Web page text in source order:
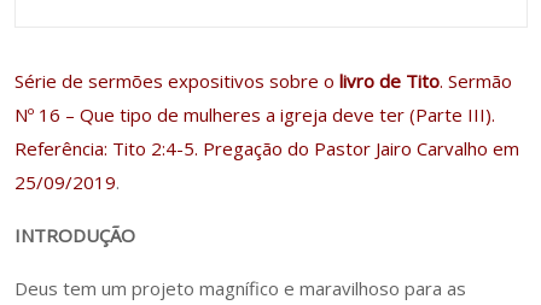
Série de sermões expositivos sobre o livro de Tito. Sermão
Nº 16 – Que tipo de mulheres a igreja deve ter (Parte III).
Referência: Tito 2:4-5. Pregação do Pastor Jairo Carvalho em
25/09/2019.
INTRODUÇÃO
Deus tem um projeto magnífico e maravilhoso para as